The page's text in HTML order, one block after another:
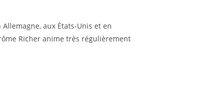
aux États-Unis et en
Richer anime très régulièrement